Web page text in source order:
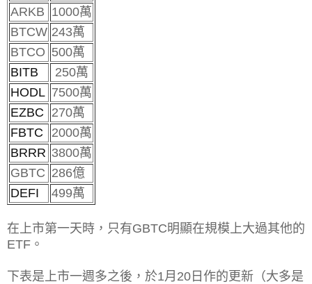
ARKB 1000萬
BTCW 243萬
BTCO 500萬
BITB
250萬
HODL 7500萬
EZBC
270萬
FBTC
2000萬
BRRR 3800萬
GBTC 286億
DEFI
499萬
在上市第一天時，只有GBTC明顯在規模上大過其他的
ETF。
下表是上市一週多之後，於1月20日作的更新（大多是